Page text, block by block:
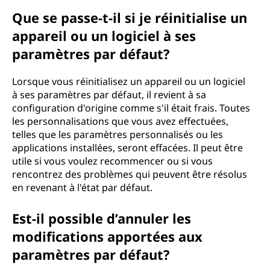
Que se passe-t-il si je réinitialise un
appareil ou un logiciel à ses
paramètres par défaut?
Lorsque vous réinitialisez un appareil ou un logiciel
à ses paramètres par défaut, il revient à sa
configuration d'origine comme s'il était frais. Toutes
les personnalisations que vous avez effectuées,
telles que les paramètres personnalisés ou les
applications installées, seront effacées. Il peut être
utile si vous voulez recommencer ou si vous
rencontrez des problèmes qui peuvent être résolus
en revenant à l'état par défaut.
Est-il possible d’annuler les
modifications apportées aux
paramètres par défaut?